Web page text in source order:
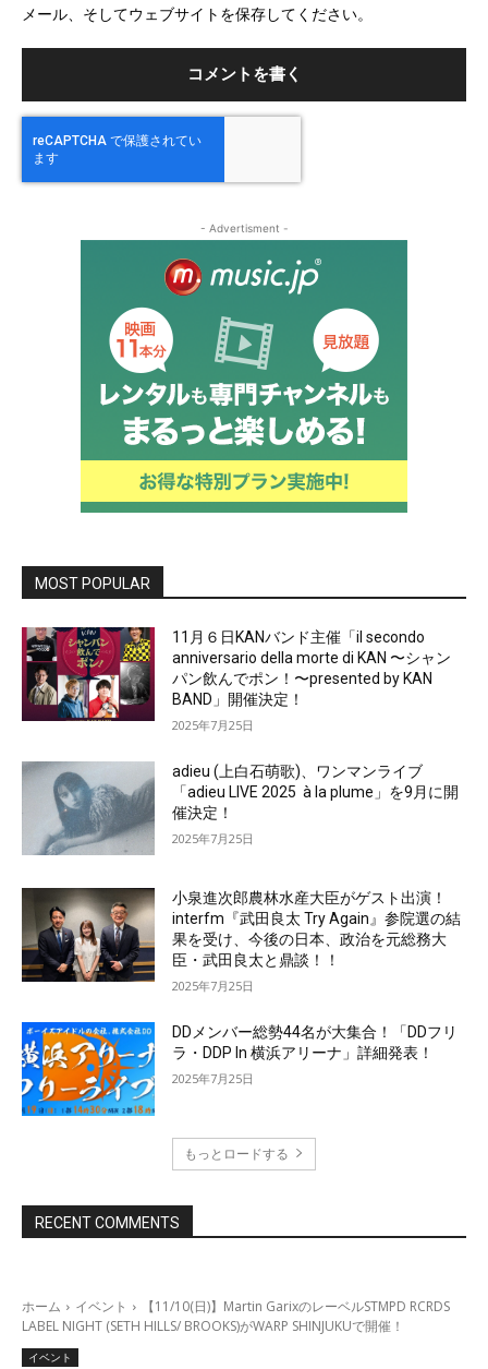
メール、そしてウェブサイトを保存してください。
- Advertisment -
MOST POPULAR
11月６日KANバンド主催「il secondo
anniversario della morte di KAN 〜シャン
パン飲んでポン！〜presented by KAN
BAND」開催決定！
2025年7月25日
adieu (上白石萌歌)、ワンマンライブ
「adieu LIVE 2025 à la plume」を9月に開
催決定！
2025年7月25日
小泉進次郎農林水産大臣がゲスト出演！
interfm『武田良太 Try Again』参院選の結
果を受け、今後の日本、政治を元総務大
臣・武田良太と鼎談！！
2025年7月25日
DDメンバー総勢44名が大集合！「DDフリ
ラ・DDP In 横浜アリーナ」詳細発表！
2025年7月25日
もっとロードする
RECENT COMMENTS